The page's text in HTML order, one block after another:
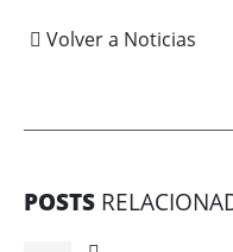
Volver a Noticias
POSTS